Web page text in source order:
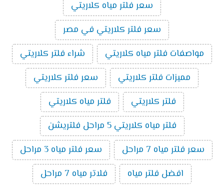
سعر فلتر مياه كلاريتي
سعر فلتر كلاريتي في مصر
مواصفات فلتر مياه كلاريتي
شراء فلتر كلاريتي
مميزات فلتر كلاريتي
سعر فلتر كلاريتي
فلتر كلاريتي
فلتر مياه كلاريتي
فلتر مياه كلاريتي 5 مراحل فلتريشن
سعر فلتر مياه 7 مراحل
سعر فلتر مياه 3 مراحل
افضل فلتر مياه
فلاتر مياه 7 مراحل